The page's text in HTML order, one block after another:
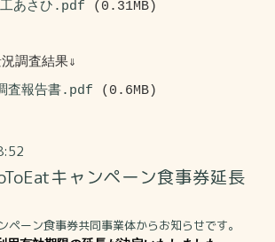
あさひ.pdf
(0.31MB)
調査結果⇓
査報告書.pdf
(0.6MB)
キャンペーン食事券延長
ペーン食事券共同事業体からお知らせです。